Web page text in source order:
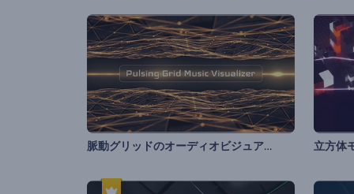
脈動グリッドのオーディオビジュアライザー